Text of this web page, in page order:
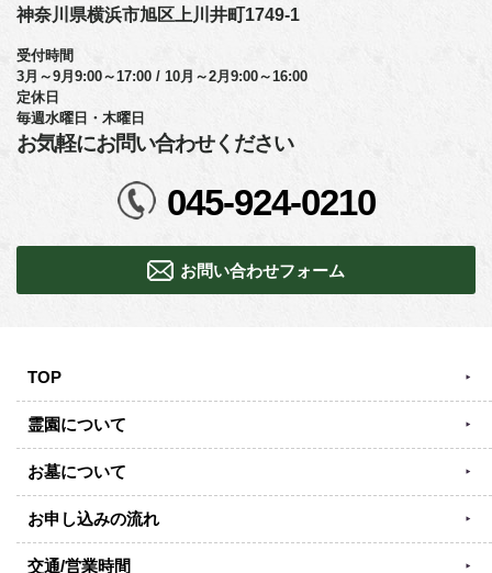
神奈川県横浜市旭区上川井町1749-1
受付時間
3月～9月9:00～17:00 / 10月～2月9:00～16:00
定休日
毎週水曜日・木曜日
お気軽にお問い合わせください
045-924-0210
お問い合わせフォーム
TOP
霊園について
お墓について
お申し込みの流れ
交通/営業時間